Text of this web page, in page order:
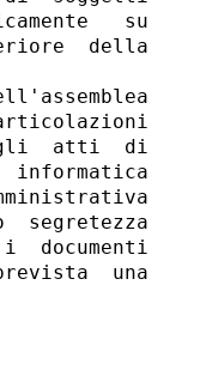
su
della
atti  di
segretezza
documenti
una